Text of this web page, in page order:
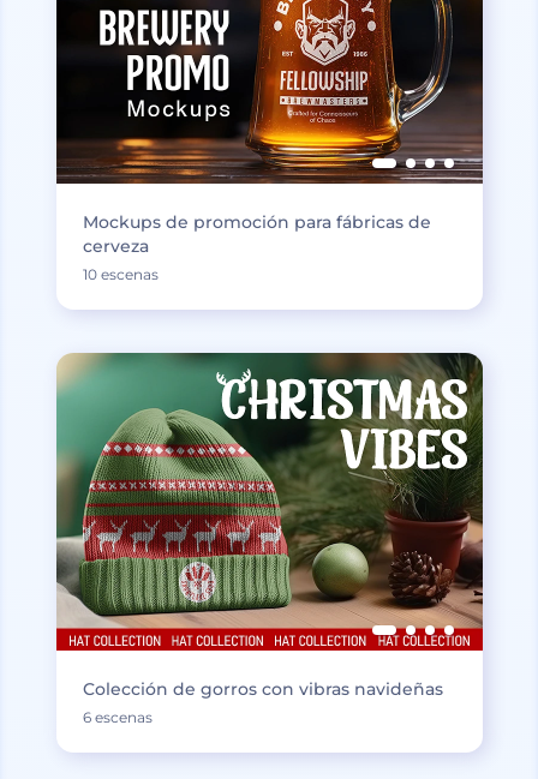
Mockups de promoción para fábricas de
cerveza
10 escenas
Colección de gorros con vibras navideñas
6 escenas